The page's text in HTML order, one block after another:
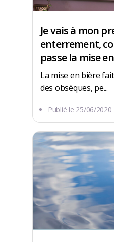
Je vais à mon
enterrement,
passe la mise
La mise en bière
des obsèques, pe...
Publié le 25/06/2020